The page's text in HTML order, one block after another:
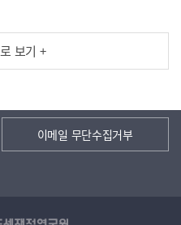
보기 +
이메일 무단수집거부